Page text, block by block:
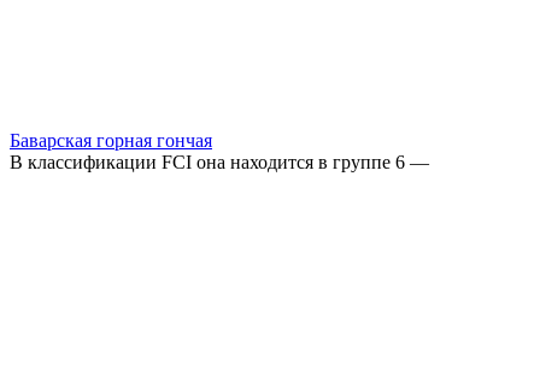
Баварская горная гончая
В классификации FCI она находится в группе 6 —